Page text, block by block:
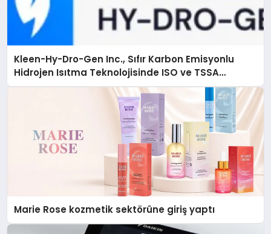
Kleen-Hy-Dro-Gen Inc., Sıfır Karbon Emisyonlu
Hidrojen Isıtma Teknolojisinde ISO ve TSSA
Düzenleyici Onaylarını Aldı
Marie Rose kozmetik sektörüne giriş yaptı